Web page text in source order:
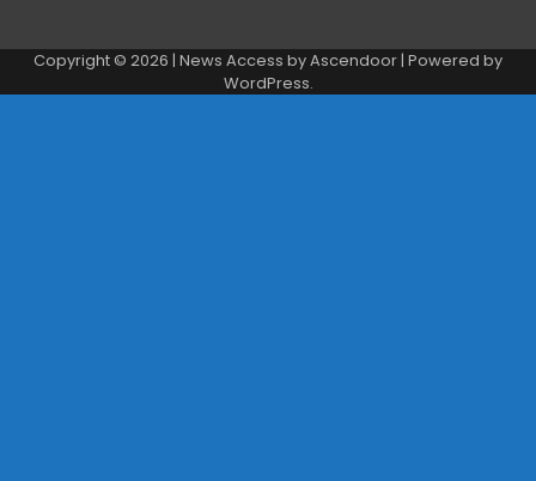
Copyright © 2026 | News Access byAscendoor| Powered by
WordPress.